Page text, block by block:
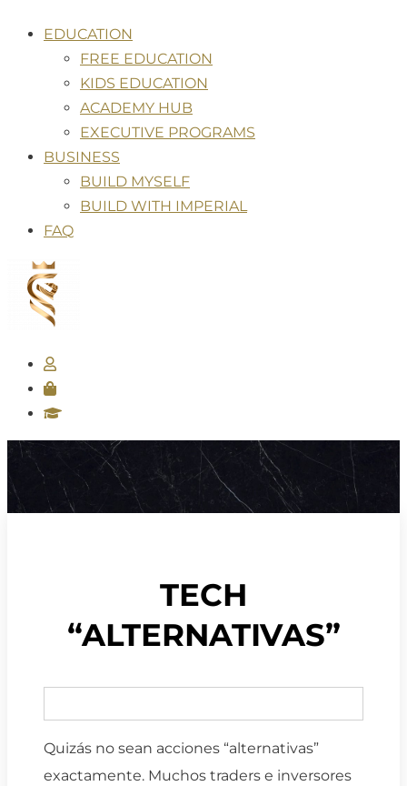
contenido
EDUCATION
FREE EDUCATION
KIDS EDUCATION
ACADEMY HUB
EXECUTIVE PROGRAMS
BUSINESS
BUILD MYSELF
BUILD WITH IMPERIAL
FAQ
TECH
“ALTERNATIVAS”
Quizás no sean acciones “alternativas”
exactamente. Muchos traders e inversores